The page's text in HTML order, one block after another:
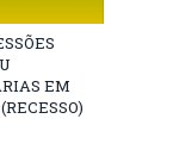
EM